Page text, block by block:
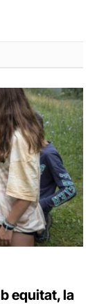
equitat, la